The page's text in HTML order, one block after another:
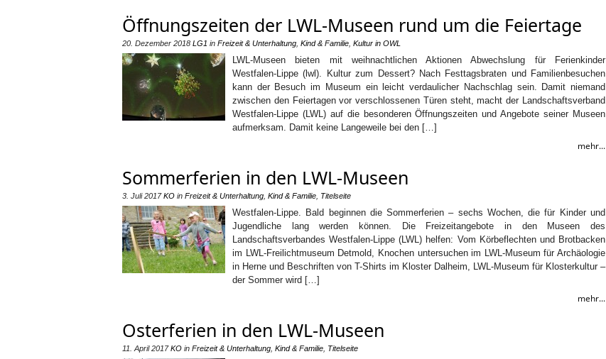
Öffnungszeiten der LWL-Museen rund um die Feiertage
20. Dezember 2018 LG1 in Freizeit & Unterhaltung Kind & Familie Kultur in OWL
LWL-Museen bieten mit weihnachtlichen Aktionen Abwechslung für Ferienkinder
Westfalen-Lippe (lwl). Kultur zum Dessert? Nach Festtagsbraten und Familienbesuchen
kann der Besuch im Museum ein leicht verdaulicher Nachschlag sein. Damit niemand
zwischen den Feiertagen vor verschlossenen Türen steht, macht der Landschaftsverband
Westfalen-Lippe (LWL) auf die besonderen Öffnungszeiten und Angebote seiner Museen
aufmerksam. Damit keine Langeweile bei den […]
mehr...
Sommerferien in den LWL-Museen
3. Juli 2017 KO in Freizeit & Unterhaltung Kind & Familie Titelseite
Westfalen-Lippe. Bald beginnen die Sommerferien – sechs Wochen, die für Kinder und
Jugendliche lang werden können. Die Freizeitangebote in den Museen des
Landschaftsverbandes Westfalen-Lippe (LWL) helfen: Vom Körbeflechten und Brotbacken
im LWL-Freilichtmuseum Detmold, Knochen untersuchen im LWL-Museum für Archäologie
in Herne und Beschriften von T-Shirts im Kloster Dalheim, LWL-Museum für Klosterkultur –
der Sommer wird […]
mehr...
Osterferien in den LWL-Museen
11. April 2017 KO in Freizeit & Unterhaltung Kind & Familie Titelseite